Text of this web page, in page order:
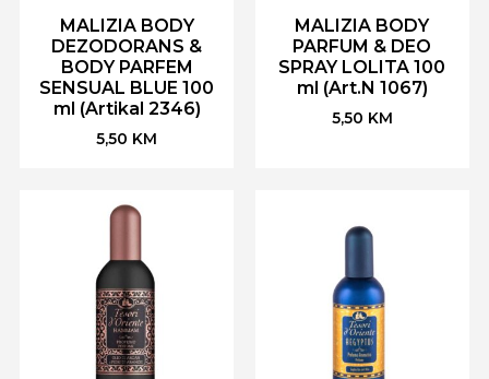
MALIZIA BODY
DEZODORANS &
BODY PARFEM
SENSUAL BLUE 100
ml (Artikal 2346)
5,50 KM
MALIZIA BODY
PARFUM & DEO
SPRAY LOLITA 100
ml (Art.N 1067)
5,50 KM